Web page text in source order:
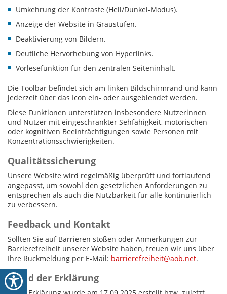
Umkehrung der Kontraste (Hell/Dunkel-Modus).
Anzeige der Website in Graustufen.
Deaktivierung von Bildern.
Deutliche Hervorhebung von Hyperlinks.
Vorlesefunktion für den zentralen Seiteninhalt.
Die Toolbar befindet sich am linken Bildschirmrand und kann
jederzeit über das Icon ein- oder ausgeblendet werden.
Diese Funktionen unterstützen insbesondere Nutzerinnen
und Nutzer mit eingeschränkter Sehfähigkeit, motorischen
oder kognitiven Beeinträchtigungen sowie Personen mit
Konzentrationsschwierigkeiten.
Qualitätssicherung
Unsere Website wird regelmäßig überprüft und fortlaufend
angepasst, um sowohl den gesetzlichen Anforderungen zu
entsprechen als auch die Nutzbarkeit für alle kontinuierlich
zu verbessern.
Feedback und Kontakt
Sollten Sie auf Barrieren stoßen oder Anmerkungen zur
Barrierefreiheit unserer Website haben, freuen wir uns über
Ihre Rückmeldung per E-Mail: barrierefreiheit@aob.net.
Stand der Erklärung